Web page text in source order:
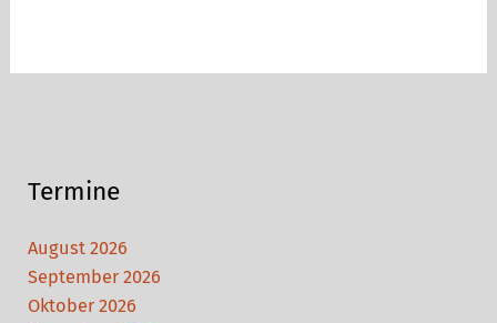
Termine
August 2026
September 2026
Oktober 2026